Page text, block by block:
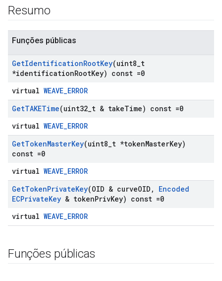
Resumo
Funções públicas
GetIdentificationRootKey(uint8 t
*identificationRootKey) const =0
virtual WEAVE_ERROR
GetTAKETime(uint32 t & takeTime) const =0
virtual WEAVE_ERROR
GetTokenMasterKey(uint8 t *tokenMasterKey)
const =0
virtual WEAVE_ERROR
GetTokenPrivateKey(OID & curveOID ,
Encoded
ECPrivateKey & tokenPrivKey) const =0
virtual WEAVE_ERROR
Funções públicas